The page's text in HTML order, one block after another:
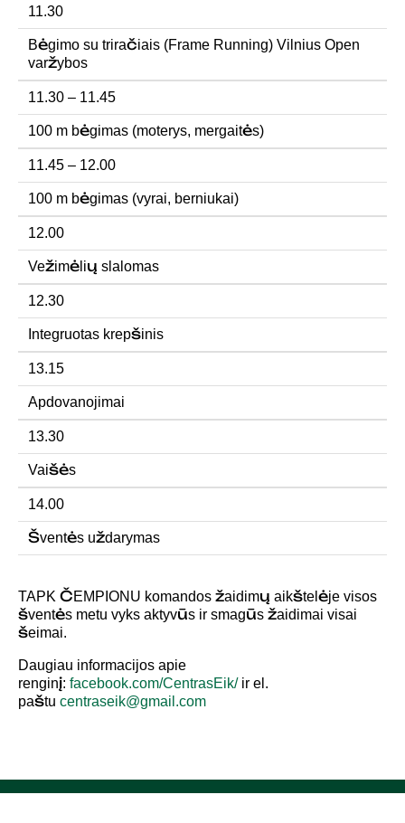
11.30
Bėgimo su triračiais (Frame Running) Vilnius Open
varžybos
11.30 – 11.45
100 m bėgimas (moterys, mergaitės)
11.45 – 12.00
100 m bėgimas (vyrai, berniukai)
12.00
Vežimėlių slalomas
12.30
Integruotas krepšinis
13.15
Apdovanojimai
13.30
Vaišės
14.00
Šventės uždarymas
TAPK ČEMPIONU komandos žaidimų aikštelėje visos
šventės metu vyks aktyvūs ir smagūs žaidimai visai
šeimai.
Daugiau informacijos apie
renginį: facebook.com/CentrasEik/ir el.
paštu centraseik@gmail.com